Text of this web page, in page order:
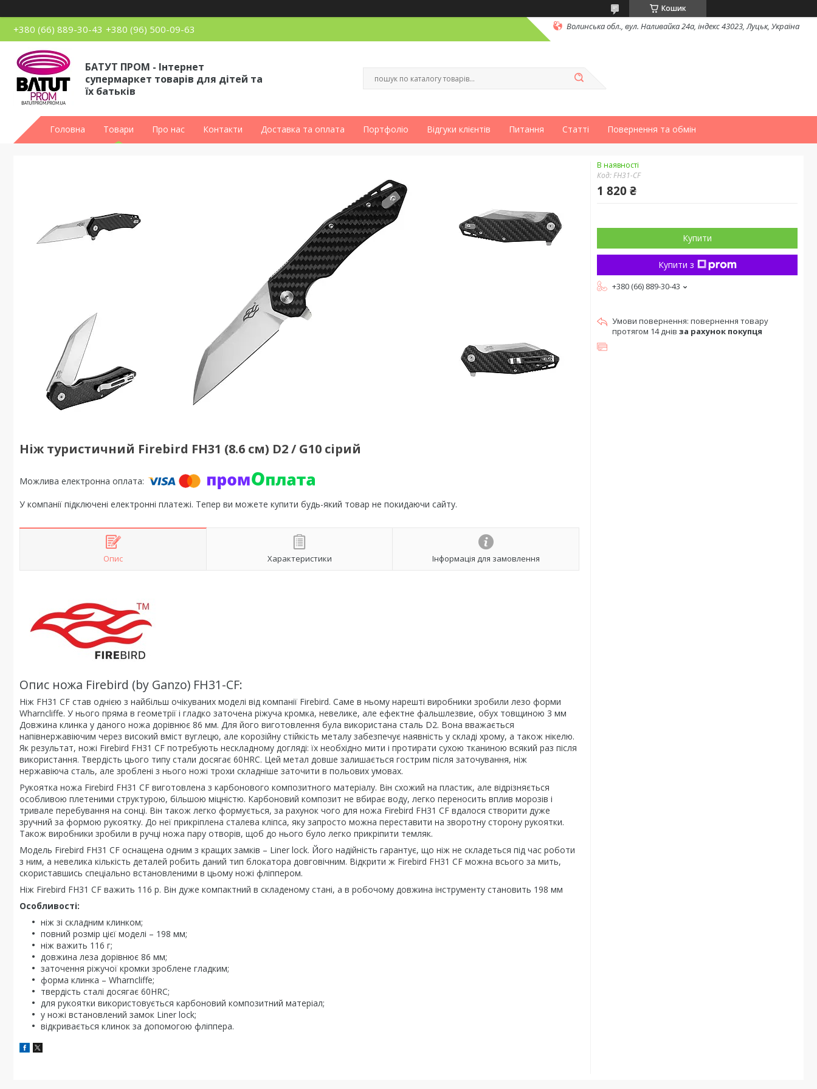
Кошик
+380 (66) 889-30-43 +380 (96) 500-09-63 Волинська обл., вул. Наливайка 24а, індекс 43023, Луцьк, Україна
БАТУТ ПРОМ - Інтернет
супермаркет товарів для дітей та
їх батьків
Головна Товари Про нас Контакти Доставка та оплата Портфоліо Відгуки клієнтів Питання Статті Повернення та обмін
Ніж туристичний Firebird FH31 (8.6 см) D2 / G10 сірий
У компанії підключені електронні платежі. Тепер ви можете купити будь-який товар не покидаючи сайту.
Опис Характеристики Інформація для замовлення
Опис ножа Firebird (by Ganzo) FH31-CF:
Ніж FH31 CF став однією з найбільш очікуваних моделі від компанії Firebird. Саме в ньому нарешті виробники зробили лезо форми
Wharncliffe. У нього пряма в геометрії і гладко заточена ріжуча кромка, невелике, але ефектне фальшлезвие, обух товщиною 3 мм
Довжина клинка у даного ножа дорівнює 86 мм. Для його виготовлення була використана сталь D2. Вона вважається
напівнержавіючим через високий вміст вуглецю, але корозійну стійкість металу забезпечує наявність у складі хрому, а також нікелю.
Як результат, ножі Firebird FH31 CF потребують нескладному догляді: їх необхідно мити і протирати сухою тканиною всякий раз після
використання. Твердість цього типу стали досягає 60HRC. Цей метал довше залишається гострим після заточування, ніж
нержавіюча сталь, але зроблені з нього ножі трохи складніше заточити в польових умовах.
Рукоятка ножа Firebird FH31 CF виготовлена з карбонового композитного матеріалу. Він схожий на пластик, але відрізняється
особливою плетеними структурою, більшою міцністю. Карбоновий композит не вбирає воду, легко переносить вплив морозів і
тривале перебування на сонці. Він також легко формується, за рахунок чого для ножа Firebird FH31 CF вдалося створити дуже
зручний за формою рукоятку. До неї прикріплена сталева кліпса, яку запросто можна переставити на зворотну сторону рукоятки.
Також виробники зробили в ручці ножа пару отворів, щоб до нього було легко прикріпити темляк.
Модель Firebird FH31 CF оснащена одним з кращих замків – Liner lock. Його надійність гарантує, що ніж не складеться під час роботи
з ним, а невелика кількість деталей робить даний тип блокатора довговічним. Відкрити ж Firebird FH31 CF можна всього за мить,
скориставшись спеціально встановленими в цьому ножі фліппером.
Ніж Firebird FH31 CF важить 116 р. Він дуже компактний в складеному стані, а в робочому довжина інструменту становить 198 мм
Особливості:
ніж зі складним клинком;
повний розмір цієї моделі – 198 мм;
ніж важить 116 г;
довжина леза дорівнює 86 мм;
заточення ріжучої кромки зроблене гладким;
форма клинка – Wharncliffe;
твердість сталі досягає 60HRC;
для рукоятки використовується карбоновий композитний матеріал;
у ножі встановлений замок Liner lock;
відкривається клинок за допомогою фліппера.
В наявності
Код:FH31-CF
1 820 ₴
Купити
Купити з
+380 (66) 889-30-43
повернення товару
протягом 14 днів за рахунок покупця